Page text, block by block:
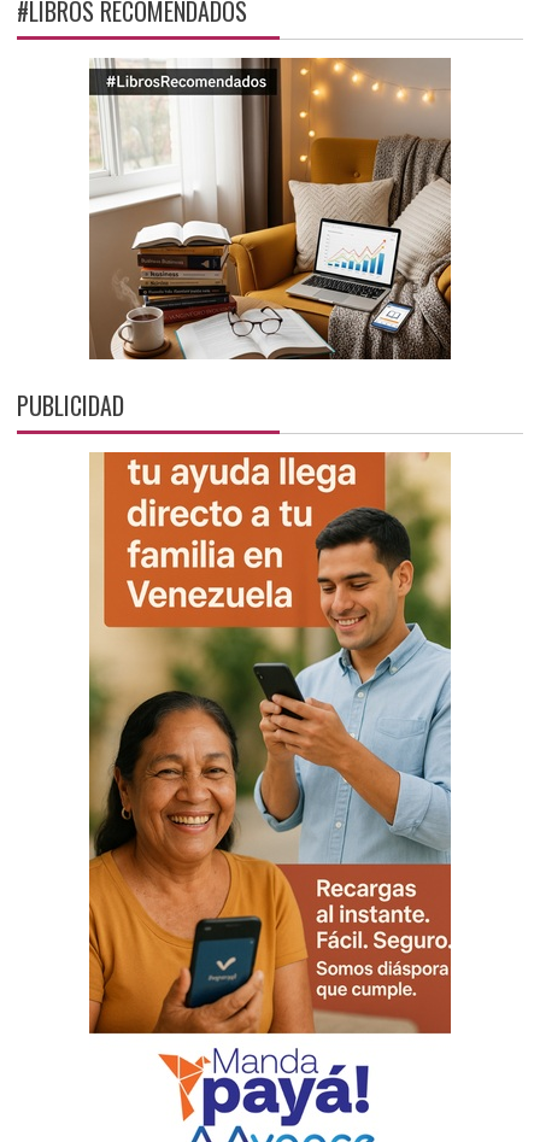
#LIBROS RECOMENDADOS
PUBLICIDAD